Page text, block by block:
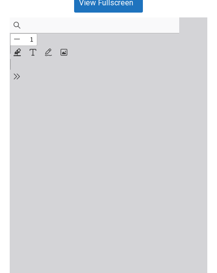
View Fullscreen